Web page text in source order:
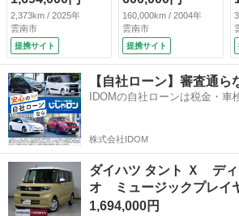
可 バックカメラ
衝突被害軽減システ
ム コーナーセンサ
ー スマートキー
オートエアコン 両
側電動スライドド
ア ＬＥＤヘッドラ
ンプ ベンチシート
（検10.7）
2,373km / 2025年
雲南市
提携サイト
ＭＯＭＯステアリン
グ、電動オープン、
車高調、マフラー、
ブローオフバルブ、
ブラックルーフ塗装
（検10.6）
160,000km / 2004年
雲南市
提携サイト
【自社ローン】審査通ら
IDOMの自社ローンは税金・車
株式会社IDOM
ダイハツ タント Ｘ ディ
オ ミュージックプレ
1,694,000円